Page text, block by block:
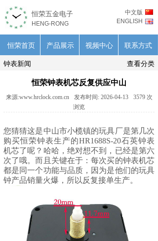
中文版
ENGLISH
恒荣五金电子
HENG-RONG
恒荣首页 产品展示 视频中心 联系方式
查看分类
钟表新闻
恒荣钟表机芯反复供应中山
来源:www.hrclock.com.cn 发布时间: 2026-04-13 3579 次
浏览
您猜猜这是中山市小榄镇的玩具厂是第几次
购买恒荣钟表生产的HR1688S-20石英钟表
机芯了呢？哈哈，绝对想不到，已经是第六
次了哦。而且关键在于：每次买的钟表机芯
都是同一个功能与品质，因为是他们的玩具
钟产品销量火爆，所以反复接单生产。